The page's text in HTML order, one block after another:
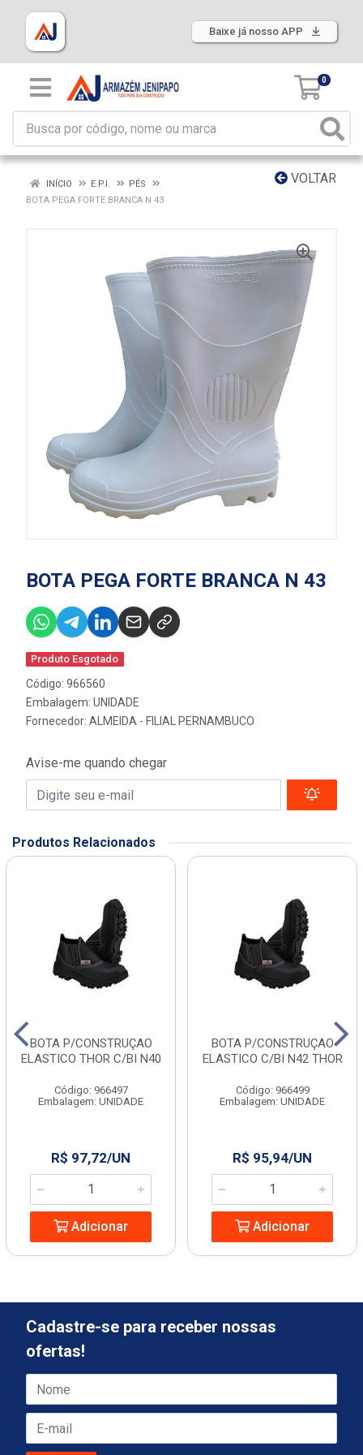
Baixe já nosso APP
0
VOLTAR
INÍCIO E.P.I.
PÉS
BOTA PEGA FORTE BRANCA N 43
BOTA PEGA FORTE BRANCA N 43
Produto Esgotado
Código: 966560
Embalagem: UNIDADE
Fornecedor: ALMEIDA - FILIAL PERNAMBUCO
Avise-me quando chegar
Produtos Relacionados
BOTA P/CONSTRUÇAO
ELASTICO THOR C/BI N40
Código: 966497
Embalagem: UNIDADE
R$ 97,72/UN
Adicionar
BOTA P/CONSTRUÇAO
ELASTICO C/BI N42 THOR
Código: 966499
Embalagem: UNIDADE
R$ 95,94/UN
Adicionar
Cadastre-se para receber nossas
ofertas!